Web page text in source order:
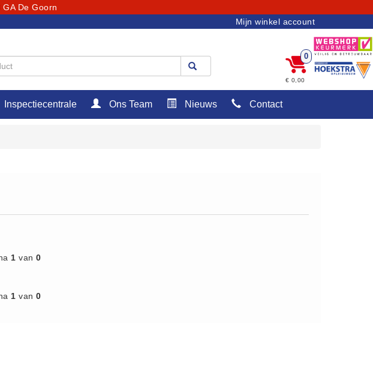
De Goorn
Mijn winkel account
0
€ 0,00
Inspectiecentrale Ons Team Nieuws Contact
1 van0
1 van0